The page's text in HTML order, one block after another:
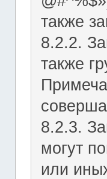
также
8.2.2.
также
8.2.3.
могут
или